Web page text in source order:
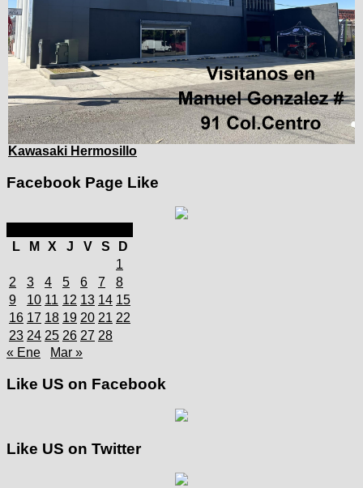
Kawasaki Hermosillo
Facebook Page Like
L
M X J V S
D
1
2
3 4 5 6 7
8
9
10 11 12 13 14 15
16 17 18 19 20 21 22
23 24 25 26 27 28
« Ene
Mar »
Like US on Facebook
Like US on Twitter